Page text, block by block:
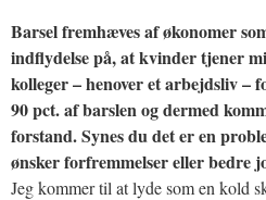
Barsel fremhæves af økonomer
indflydelse på, at kvinder tjener
kolleger – henover et arbejdsliv
90 pct. af barslen og dermed
forstand. Synes du det er en
ønsker forfremmelser eller bedre
Jeg kommer til at lyde som en kold